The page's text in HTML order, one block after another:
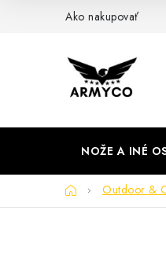
Ako nakupovať
NOŽE A INÉ
DomovOutdoor &